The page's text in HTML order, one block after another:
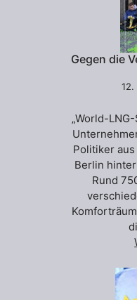
Gegen die
12.
„World-
Politiker
Berlin
Rund